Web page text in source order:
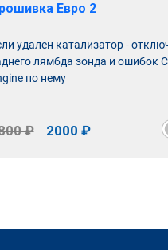
Евро 2
удален катализатор -
лямбда зонда и ошибок
по нему
₽ 2000 ₽